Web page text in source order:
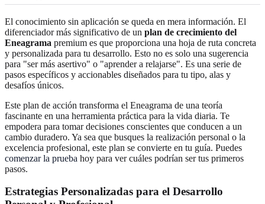
El conocimiento sin aplicación se queda en mera información. El
diferenciador más significativo de un plan de crecimiento del
Eneagrama premium es que proporciona una hoja de ruta concreta
y personalizada para tu desarrollo. Esto no es solo una sugerencia
para "ser más asertivo" o "aprender a relajarse". Es una serie de
pasos específicos y accionables diseñados para tu tipo, alas y
desafíos únicos.
Este plan de acción transforma el Eneagrama de una teoría
fascinante en una herramienta práctica para la vida diaria. Te
empodera para tomar decisiones conscientes que conducen a un
cambio duradero. Ya sea que busques la realización personal o la
excelencia profesional, este plan se convierte en tu guía. Puedes
comenzar la prueba hoy para ver cuáles podrían ser tus primeros
pasos.
Estrategias Personalizadas para el Desarrollo